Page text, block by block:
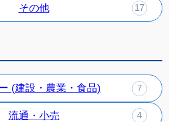
その他 17
(建設・農業・食品) 7
流通・小売 4